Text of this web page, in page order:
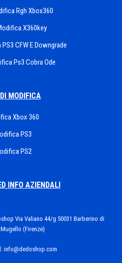
Rgh Xbox360
X360key
CFW E Downgrade
Ps3 Cobra Ode
MODIFICA
Xbox 360
PS3
PS2
INFO AZIENDALI
Via Valiano 44/g 50031 Barberino di
Mugello (Firenze)
info@dedoshop.com